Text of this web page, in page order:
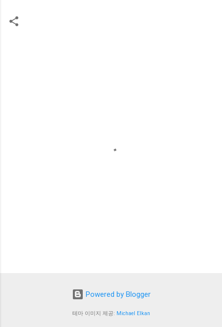
Powered by Blogger
테마 이미지 제공: Michael Elkan